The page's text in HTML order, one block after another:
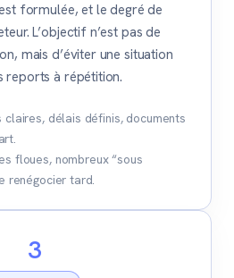
formulée, et le degré de
L’objectif n’est pas de
mais d’éviter une situation
reports à répétition.
claires, délais définis, documents
floues, nombreux “sous
renégocier tard.
3